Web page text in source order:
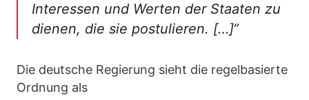
Interessen und Werten der Staaten zu
dienen, die sie postulieren. […]“
Die deutsche Regierung sieht die regelbasierte
Ordnung als